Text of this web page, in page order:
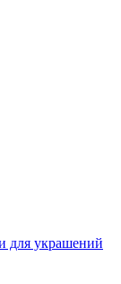
для украшений